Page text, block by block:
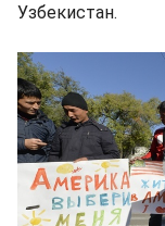
Узбекистан.